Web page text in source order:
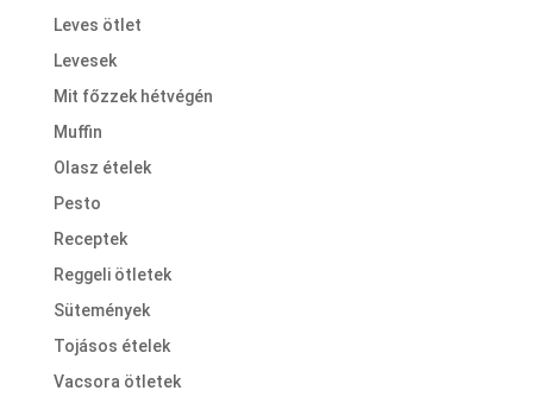
Leves ötlet
Levesek
Mit főzzek hétvégén
Muffin
Olasz ételek
Pesto
Receptek
Reggeli ötletek
Sütemények
Tojásos ételek
Vacsora ötletek